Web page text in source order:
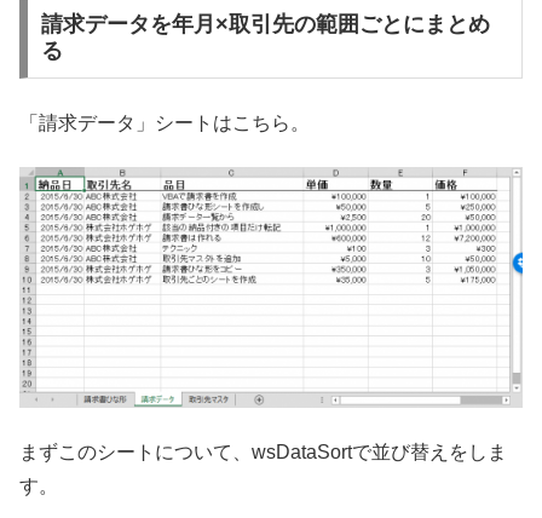
請求データを年月×取引先の範囲ごとにまとめ
る
「請求データ」シートはこちら。
まずこのシートについて、wsDataSortで並び替えをしま
す。